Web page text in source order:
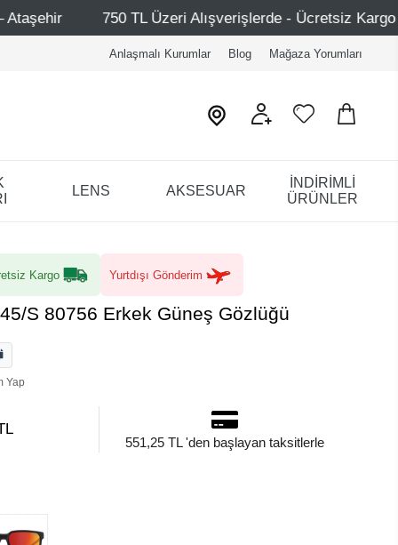
Üzeri Alışverişlerde - Ücretsiz Kargo
Anlaşmalı Kurumlar Blog Mağaza Yorumları
LENS AKSESUAR
İNDİRİMLİ
ÜRÜNLER
Kargo Yurtdışı Gönderim
S 80756 Erkek Güneş Gözlüğü
Yap
551,25 TL 'den başlayan taksitlerle